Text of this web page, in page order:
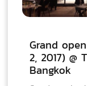
Grand
2, 2017) @
Bangkok